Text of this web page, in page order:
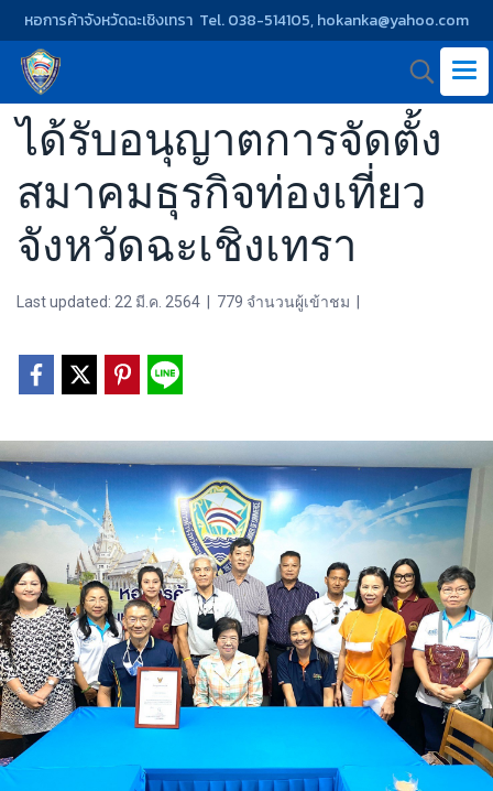
หอการค้าจังหวัดฉะเชิงเทรา Tel. 038-514105, hokanka@yahoo.com
ได้รับอนุญาตการจัดตั้ง
สมาคมธุรกิจท่องเที่ยว
จังหวัดฉะเชิงเทรา
Last updated: 22 มี.ค. 2564 779 จำนวนผู้เข้าชม